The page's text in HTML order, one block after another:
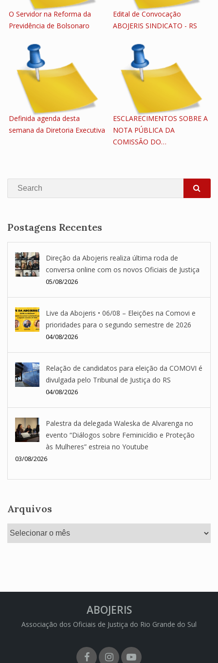
O Servidor na Reforma da
Previdência de Bolsonaro
Edital de Convocação
ABOJERIS SINDICATO - RS
Definida agenda desta
semana da Diretoria Executiva
ESCLARECIMENTOS SOBRE A
NOTA PÚBLICA DA
COMISSÃO DO…
Search
Postagens Recentes
Direção da Abojeris realiza última roda de
conversa online com os novos Oficiais de Justiça
05/08/2026
Live da Abojeris • 06/08 – Eleições na Comovi e
prioridades para o segundo semestre de 2026
04/08/2026
Relação de candidatos para eleição da COMOVI é
divulgada pelo Tribunal de Justiça do RS
04/08/2026
Palestra da delegada Waleska de Alvarenga no
evento “Diálogos sobre Feminicídio e Proteção
às Mulheres” estreia no Youtube
03/08/2026
Arquivos
Arquivos
ABOJERIS
Associação dos Oficiais de Justiça do Rio Grande do Sul